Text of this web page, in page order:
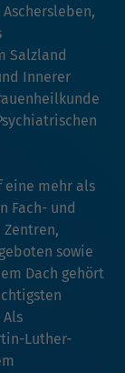
Salzland
Innerer
eine mehr als
Fach- und
sowie
Dach gehört
Luther-